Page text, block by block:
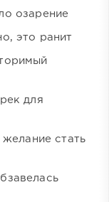
озарение
это ранит
для
стать